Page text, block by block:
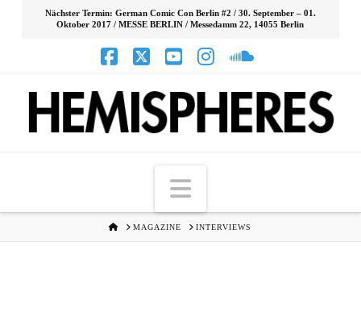
Nächster Termin: German Comic Con Berlin #2 / 30. September – 01.
Oktober 2017 / MESSE BERLIN / Messedamm 22, 14055 Berlin
Navigation
HOMEMAGAZINE INTERVIEWS